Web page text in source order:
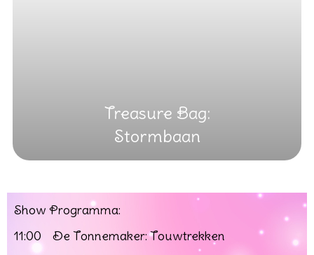
Treasure Bag:
Stormbaan
Show Programma:
11:00 De Tonnemaker: Touwtrekken